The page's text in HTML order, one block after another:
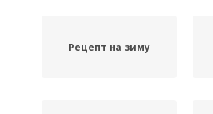
Рецепт на зиму